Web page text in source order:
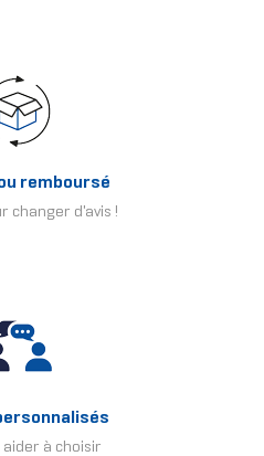
remboursé
changer d'avis !
aider à choisir